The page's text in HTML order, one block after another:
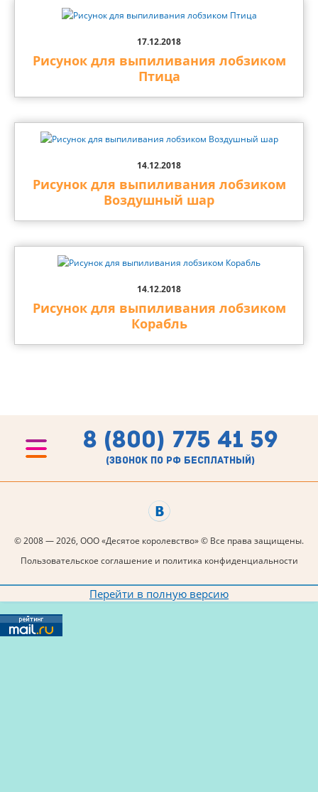
17.12.2018
Рисунок для выпиливания лобзиком
Птица
14.12.2018
Рисунок для выпиливания лобзиком
Воздушный шар
14.12.2018
Рисунок для выпиливания лобзиком
Корабль
8 (800) 775 41 59
(звонок по рф бесплатный)
© 2008 — 2026, ООО «Десятое королевство» © Все права защищены.
Пользовательское соглашение и политика конфиденциальности
Перейти в полную версию